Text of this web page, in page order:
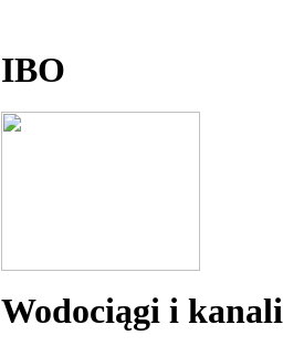
IBO
Wodociągi i